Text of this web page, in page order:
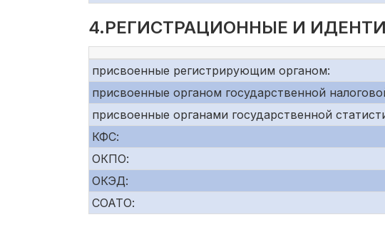
4.РЕГИСТРАЦИОННЫЕ И
присвоенные регистрирующим органом:
присвоенные органом государственной
присвоенные органами государственной
КФС:
ОКПО:
ОКЭД:
СОАТО: